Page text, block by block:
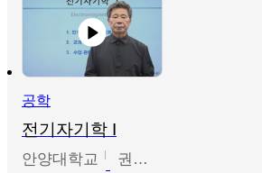
공학
전기자기학 I
안양대학교 권원현